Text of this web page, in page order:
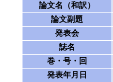
論文名（和訳）
論文副題
発表会
誌名
巻・号・回
発表年月日